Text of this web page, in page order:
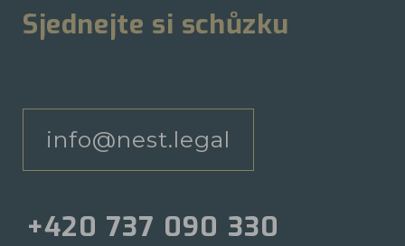
Sjednejte si schůzku
info@nest.legal
+420 737 090 330